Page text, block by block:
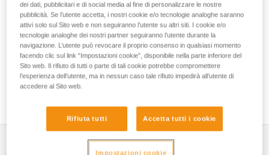
Nuova norma per lo scialpinismo: posso
continuare a utilizzare il mio casco METEOR,
Scarica la scheda tecnica (PDF)
dei dati, pubblicitari e di social media al fine di personalizzare le nostre
pubblicità. Se l’utente accetta, i nostri cookie e/o tecnologie analoghe saranno
attivi solo sul Sito web e non seguiranno l’utente su altri siti. I cookie e/o
tecnologie analoghe dei nostri partner seguiranno l’utente durante la
navigazione. L’utente può revocare il proprio consenso in qualsiasi momento
facendo clic sul link “Impostazioni cookie”, disponibile nella parte inferiore del
Sito web. Il rifiuto di tutti o parte di tali cookie potrebbe compromettere
l’esperienza dell’utente, ma in nessun caso tale rifiuto impedirà all’utente di
accedere al Sito web.
Rifiuta tutti Accetta tutti i cookie
Impostazioni cookie